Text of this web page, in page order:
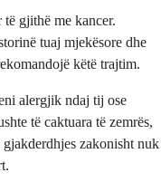
gjithë me kancer.
tuaj mjekësore dhe
këtë trajtim.
alergjik ndaj tij ose
të caktuara të zemrës,
zakonisht nuk